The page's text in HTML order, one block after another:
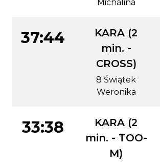
Michalina
37:44
KARA (2
min. -
CROSS)
8 Świątek
Weronika
33:38
KARA (2
min. - TOO-
M)